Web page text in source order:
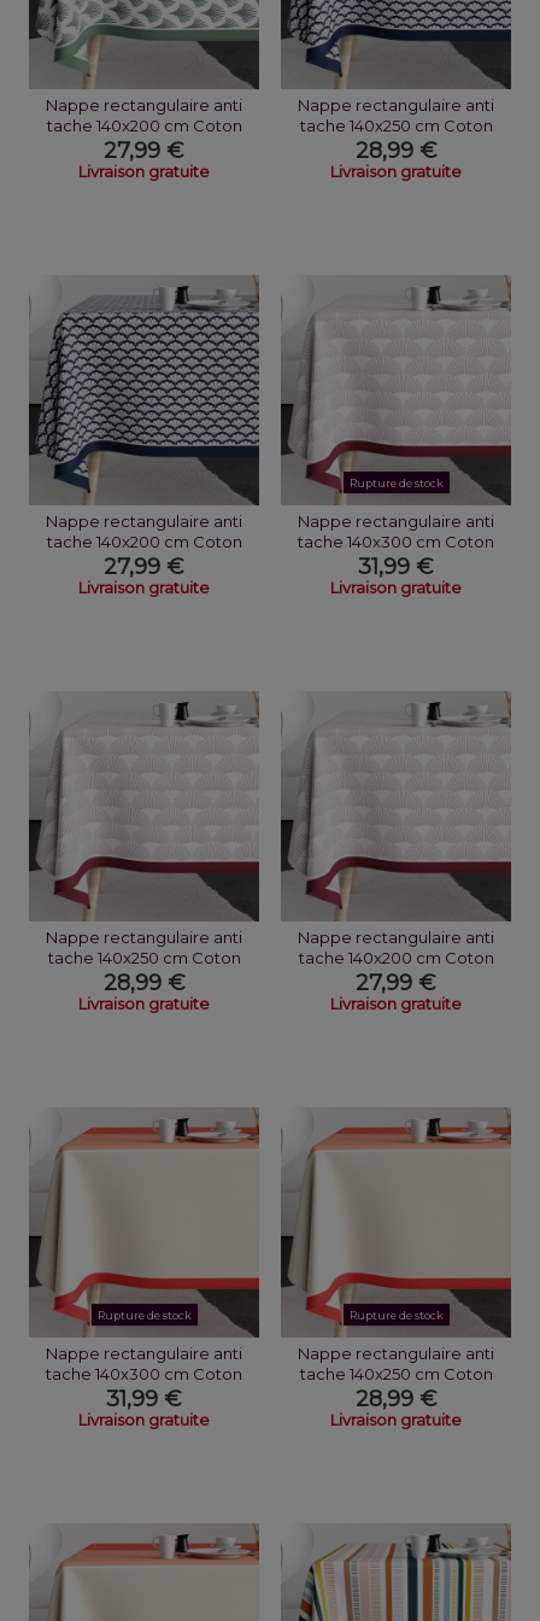
Nappe rectangulaire anti
tache 140x200 cm Coton
Papyrus Vert
27,99 €
Livraison gratuite
Nappe rectangulaire anti
tache 140x250 cm Coton
Eventa
28,99 €
Livraison gratuite
Nappe rectangulaire anti
tache 140x200 cm Coton
Eventa
27,99 €
Livraison gratuite
Rupture de stock
Nappe rectangulaire anti
tache 140x300 cm Coton
Eclat Prune
31,99 €
Livraison gratuite
Nappe rectangulaire anti
tache 140x250 cm Coton
Eclat Prune
28,99 €
Livraison gratuite
Nappe rectangulaire anti
tache 140x200 cm Coton
Eclat Prune
27,99 €
Livraison gratuite
Rupture de stock
Nappe rectangulaire anti
tache 140x300 cm Coton
Playa Soleil
31,99 €
Livraison gratuite
Rupture de stock
Nappe rectangulaire anti
tache 140x250 cm Coton
Playa Soleil
28,99 €
Livraison gratuite